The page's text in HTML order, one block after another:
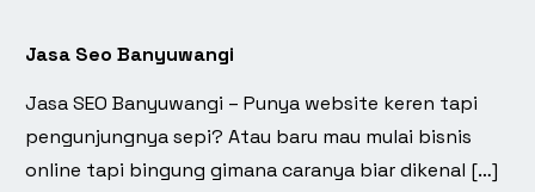
Jasa Seo Banyuwangi
Jasa SEO Banyuwangi – Punya website keren tapi
pengunjungnya sepi? Atau baru mau mulai bisnis
online tapi bingung gimana caranya biar dikenal […]